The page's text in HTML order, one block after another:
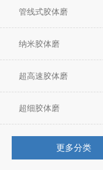
管线式胶体磨
纳米胶体磨
超高速胶体磨
超细胶体磨
更多分类